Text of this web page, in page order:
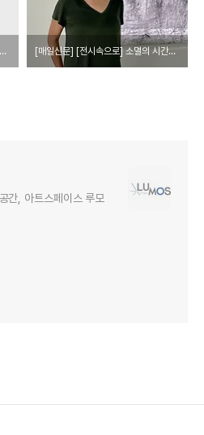
[대구MBC] Frozen Gaze 잉여의 시간 展 ⋯조선희 작가의 '얼음 속의 새' [매일신문] [전시속으로] 소멸의 시간을 붙잡다…조선희 사진가, 대구서 개인전 개최
간, 아트스페이스 루모